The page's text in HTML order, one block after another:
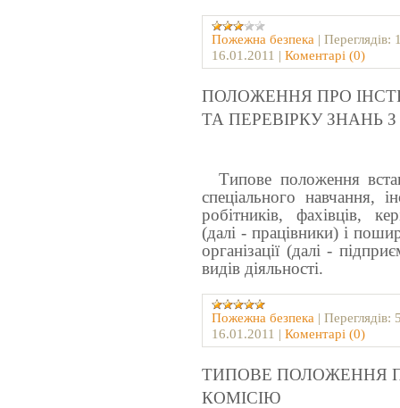
Пожежна безпека | Переглядів:
16.01.2011 | Коментарі (0)
ПОЛОЖЕННЯ ПРО
ТА ПЕРЕВІРКУ ЗНАНЬ
Типове положення
спеціального навчання,
робітників,
фахівців,
(далі - працівники) і
організації (далі -
видів діяльності.
Пожежна безпека | Переглядів:
16.01.2011 | Коментарі (0)
ТИПОВЕ ПОЛОЖЕННЯ
КОМІСІЮ